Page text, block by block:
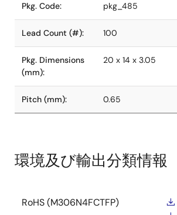
Pkg. Code: pkg_485
Lead Count (#): 100
Pkg. Dimensions
(mm):
20 x 14 x 3.05
Pitch (mm): 0.65
環境及び輸出分類情報
RoHS (M306N4FCTFP)